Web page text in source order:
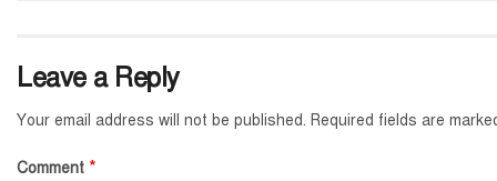
Leave a Reply
Your email address will not be published. Required fields are
Comment *